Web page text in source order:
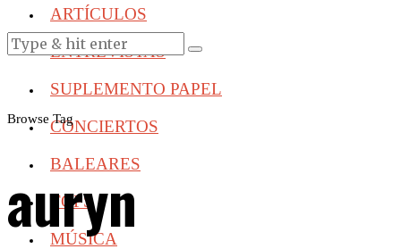
ARTÍCULOS
ENTREVISTAS
SUPLEMENTO PAPEL
CONCIERTOS
BALEARES
TOPS
MÚSICA
Browse Tag
auryn